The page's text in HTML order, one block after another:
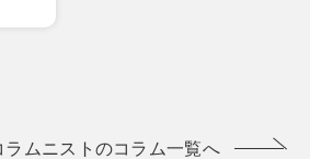
ラムニストのコラム一覧へ